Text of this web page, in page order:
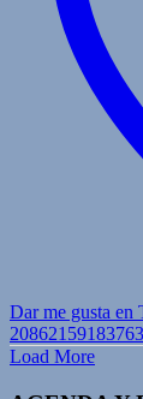
Dar me gusta en
Load More